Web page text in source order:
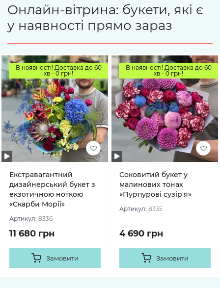
Онлайн-вітрина: букети, які є
у наявності прямо зараз
В наявності! Доставка до 60
хв - 0 грн!
Екстравагантний
дизайнерський букет з
екзотичною ноткою
«Скарби Морії»
Артикул: 8336
11 680 грн
Замовити
В наявності! Доставка до 60
хв - 0 грн!
Соковитий букет у
малинових тонах
«Пурпурові сузір'я»
Артикул: 8335
4 690 грн
Замовити